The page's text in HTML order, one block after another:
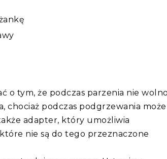
o tym, że podczas parzenia nie
chociaż podczas podgrzewania może
adapter, który umożliwia
nie są do tego przeznaczone